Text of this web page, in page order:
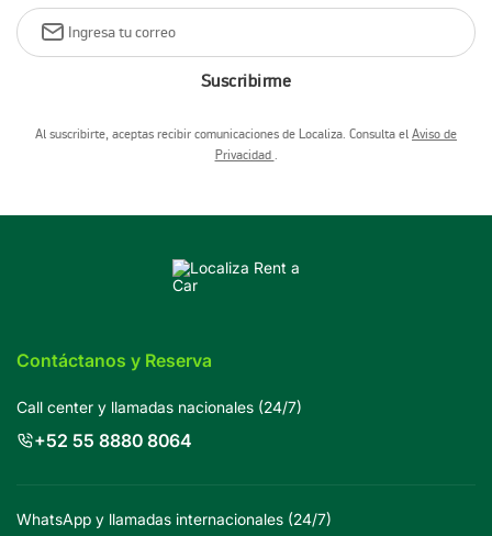
Suscribirme
Al suscribirte, aceptas recibir comunicaciones de Localiza. Consulta el Aviso de
Privacidad .
Contáctanos y Reserva
Call center y llamadas nacionales (24/7)
+52 55 8880 8064
WhatsApp y llamadas internacionales (24/7)